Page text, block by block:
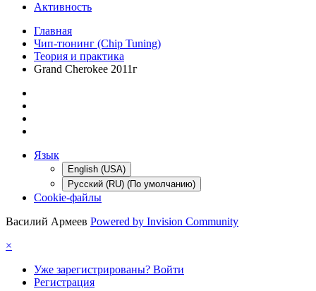
Активность
Главная
Чип-тюнинг (Chip Tuning)
Теория и практика
Grand Cherokee 2011г
Язык
English (USA)
Русский (RU) (По умолчанию)
Cookie-файлы
Василий Армеев Powered by Invision Community
×
Уже зарегистрированы? Войти
Регистрация